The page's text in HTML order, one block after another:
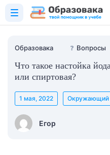
Образовака ❓ Вопросы
Что такое настойка
или спиртовая?
Егор
1 мая, 2022 Окружающий